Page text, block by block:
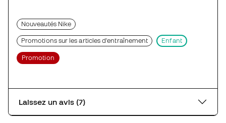
Nouveautés Nike
Promotions sur les articles d'entraînement Enfant
Promotion
Laissez un avis (7)